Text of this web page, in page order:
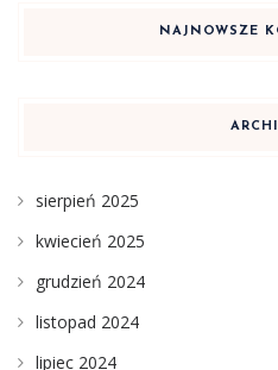
NAJNOWSZE
sierpień 2025
kwiecień 2025
grudzień 2024
listopad 2024
lipiec 2024